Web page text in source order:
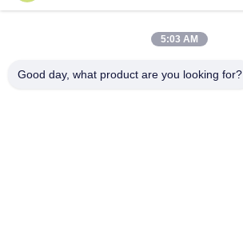
Co., Ltd.
5:03 AM
Good day, what product are you looking for?